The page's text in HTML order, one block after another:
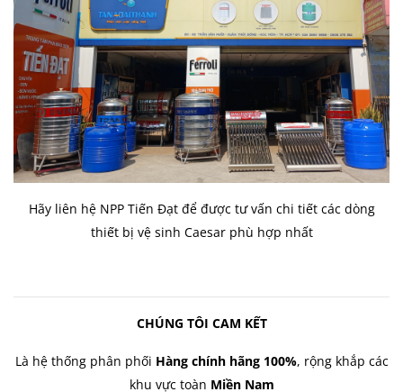
Hãy liên hệ NPP Tiến Đạt để được tư vấn chi tiết các dòng
thiết bị vệ sinh Caesar phù hợp nhất
CHÚNG TÔI CAM KẾT
Là hệ thống phân phối Hàng chính hãng 100%, rộng khắp các
khu vực toàn Miền Nam